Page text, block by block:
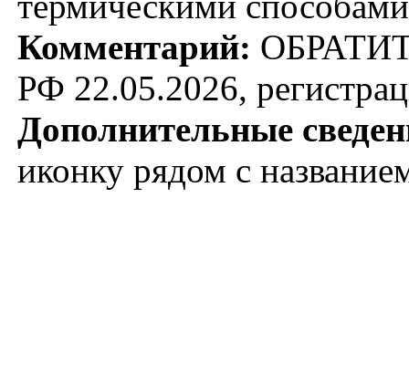
Комментарий:
РФ 22.05.2026,
Дополнительные
иконку рядом с